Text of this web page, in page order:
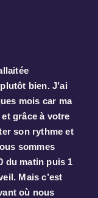
bien. J’ai
mois car ma
grâce à votre
son rythme et
sommes
du matin puis 1
Mais c’est
où nous